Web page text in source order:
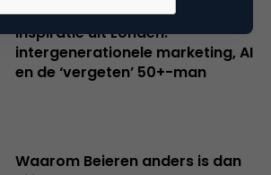
Inspiratie uit Londen:
intergenerationele marketing, AI
en de ‘vergeten’ 50+-man
Waarom Beieren anders is dan